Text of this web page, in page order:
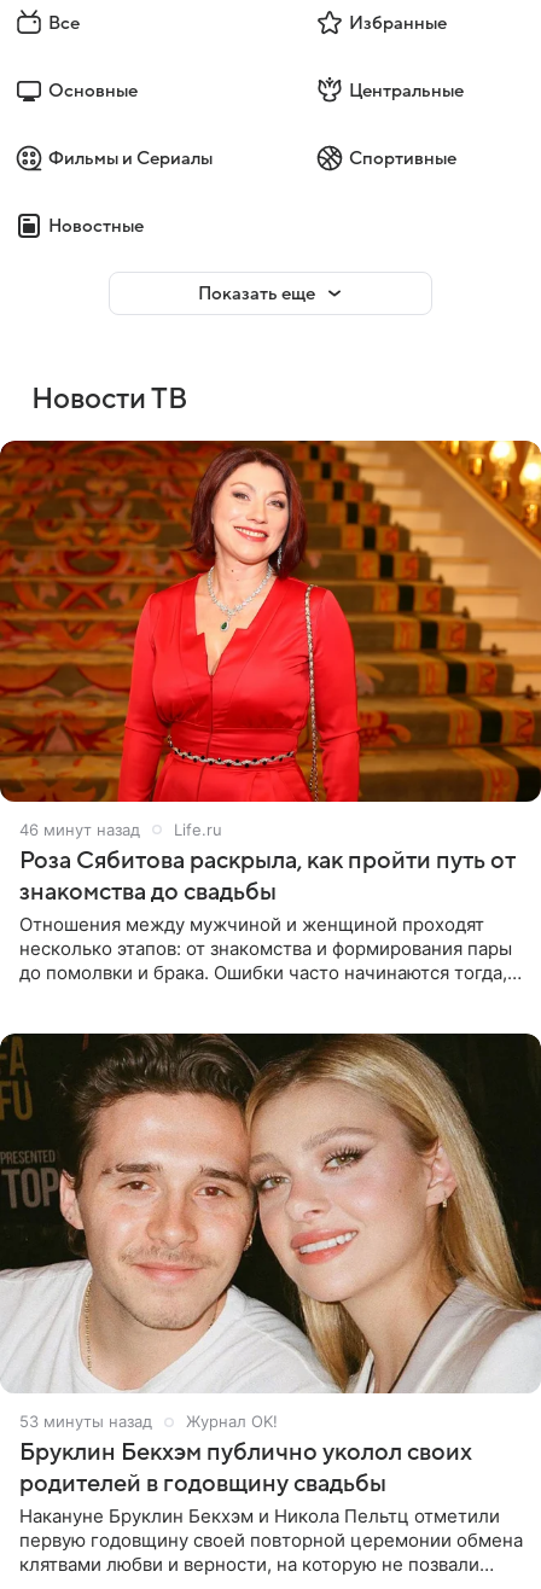
Все Избранные
Основные Центральные
Фильмы и Сериалы Спортивные
Новостные
Показать еще
Новости ТВ
46 минут назад Life.ru
Роза Сябитова раскрыла, как пройти путь от
знакомства до свадьбы
Отношения между мужчиной и женщиной проходят
несколько этапов: от знакомства и формирования пары
до помолвки и брака. Ошибки часто начинаются тогда,
53 минуты назад Журнал OK!
Бруклин Бекхэм публично уколол своих
родителей в годовщину свадьбы
Накануне Бруклин Бекхэм и Никола Пельтц отметили
первую годовщину своей повторной церемонии обмена
клятвами любви и верности, на которую не позвали